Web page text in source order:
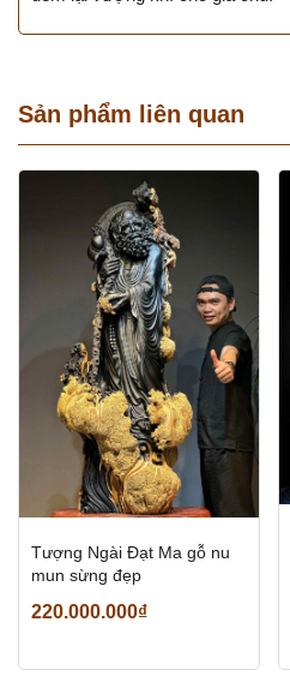
Sản phẩm liên quan
Tượng Ngài Đạt Ma gỗ nu
mun sừng đẹp
220.000.000₫